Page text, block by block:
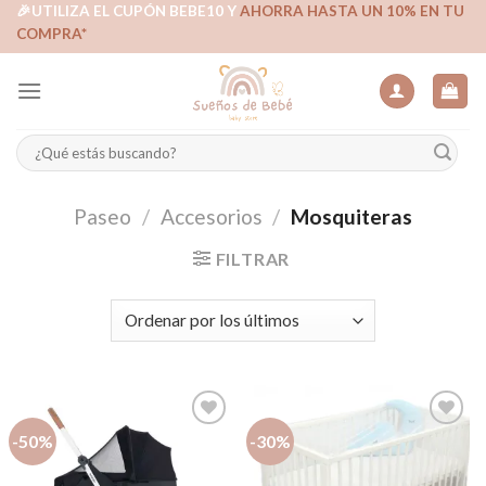
Skip🎉UTILIZA EL CUPÓN BEBE10 YAHORRA HASTA UN 10% EN TU
COMPRA*
Buscar
por:
Paseo / Accesorios / Mosquiteras
FILTRAR
-50% -30%
Añadir